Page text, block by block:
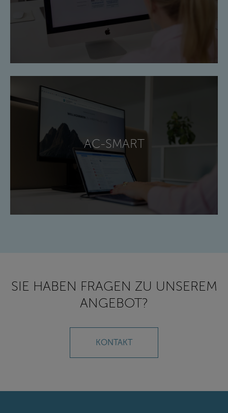
AC-SMART
SIE HABEN FRAGEN ZU UNSEREM
ANGEBOT?
KONTAKT